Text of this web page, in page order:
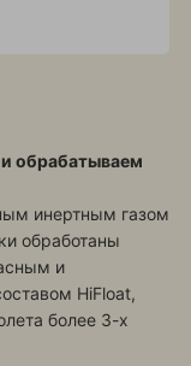
обрабатываем
инертным газом
обработаны
и
HiFloat,
более 3-х